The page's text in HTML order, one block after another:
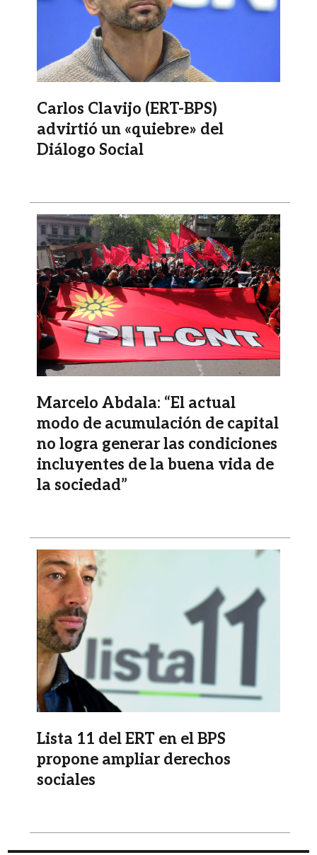
Carlos Clavijo (ERT-BPS)
advirtió un «quiebre» del
Diálogo Social
Imagen
Marcelo Abdala: “El actual
modo de acumulación de capital
no logra generar las condiciones
incluyentes de la buena vida de
la sociedad”
Imagen
Lista 11 del ERT en el BPS
propone ampliar derechos
sociales